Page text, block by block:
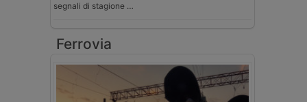
segnali di stagione …
Ferrovia